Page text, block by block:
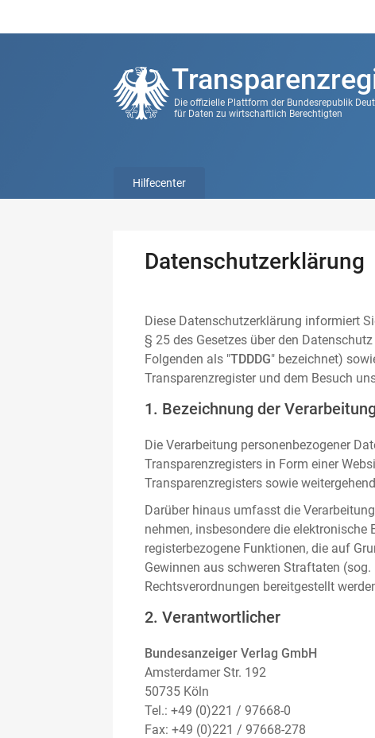
Die offizielle Plattform der Bundesrepublik
für Daten zu wirtschaftlich Berechtigten
Hilfecenter
Datenschutzerklärung
Diese Datenschutzerklärung informiert
§ 25 des Gesetzes über den
Folgenden als "TDDDG" bezeichnet)
Transparenzregister und dem Besuch
1. Bezeichnung der
Die Verarbeitung personenbezogener
Transparenzregisters in Form einer
Transparenzregisters sowie
Darüber hinaus umfasst die
nehmen, insbesondere die
registerbezogene Funktionen, die auf
Gewinnen aus schweren Straftaten
Rechtsverordnungen bereitgestellt
2. Verantwortlicher
Bundesanzeiger Verlag GmbH
Amsterdamer Str. 192
50735 Köln
Tel.: +49 (0)221 / 97668-0
Fax: +49 (0)221 / 97668-278